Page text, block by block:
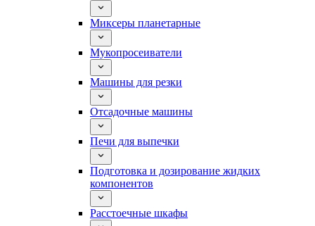
Миксеры планетарные
Мукопросеиватели
Машины для резки
Отсадочные машины
Печи для выпечки
Подготовка и дозирование жидких
компонентов
Расстоечные шкафы